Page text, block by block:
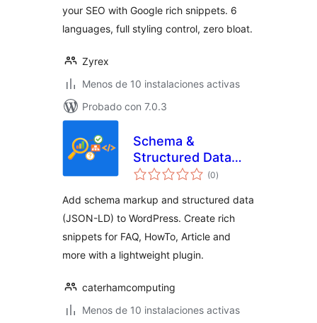
your SEO with Google rich snippets. 6
languages, full styling control, zero bloat.
Zyrex
Menos de 10 instalaciones activas
Probado con 7.0.3
Schema &
Structured Data
Suite: Rich
Simple
(0total
de
)
Add schema markup and structured data
(JSON-LD) to WordPress. Create rich
snippets for FAQ, HowTo, Article and
more with a lightweight plugin.
caterhamcomputing
Menos de 10 instalaciones activas